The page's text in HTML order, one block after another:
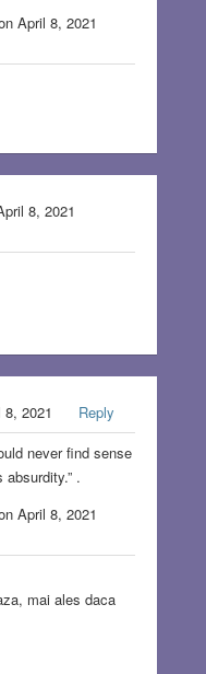
April 8, 2021
8, 2021
2021
Reply
never find sense
.
April 8, 2021
mai ales daca